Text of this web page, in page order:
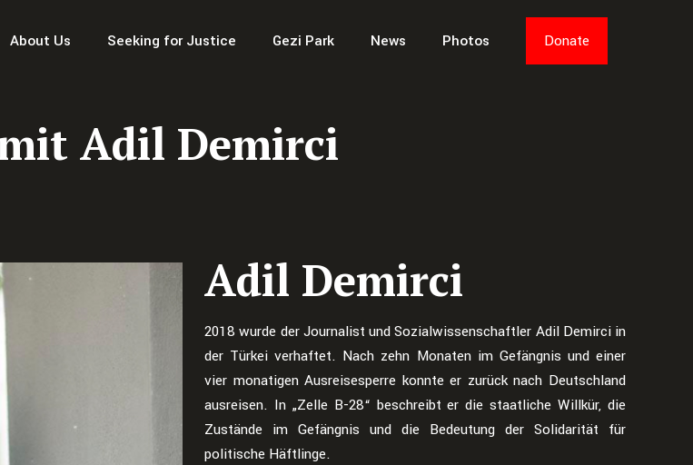
About Us Seeking for Justice Gezi Park News Photos Donate
Adil Demirci
Adil Demirci
2018 wurde der Journalist und Sozialwissenschaftler Adil Demirci in
der Türkei verhaftet. Nach zehn Monaten im Gefängnis und einer
vier monatigen Ausreisesperre konnte er zurück nach Deutschland
ausreisen. In „Zelle B-28“ beschreibt er die staatliche Willkür, die
Zustände im Gefängnis und die Bedeutung der Solidarität für
politische Häftlinge.